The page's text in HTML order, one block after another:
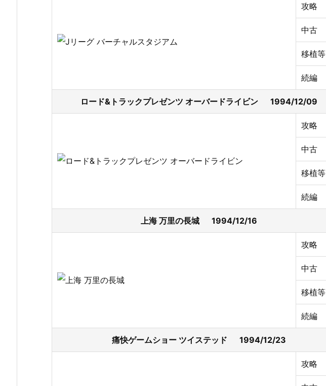
攻略
中古
移植等
続編
ロード&トラックプレゼンツ オーバードライビン 1994/12/09
攻略
中古
移植等
続編
上海 万里の長城 1994/12/16
攻略
中古
移植等
続編
痛快ゲームショー ツイステッド 1994/12/23
攻略